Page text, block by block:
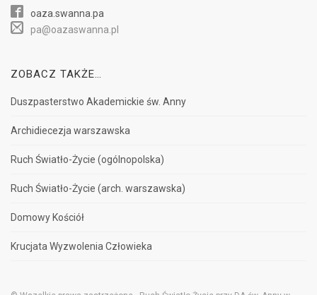
oaza.swanna.pa
pa@oazaswanna.pl
ZOBACZ TAKŻE…
Duszpasterstwo Akademickie św. Anny
Archidiecezja warszawska
Ruch Światło-Życie (ogólnopolska)
Ruch Światło-Życie (arch. warszawska)
Domowy Kościół
Krucjata Wyzwolenia Człowieka